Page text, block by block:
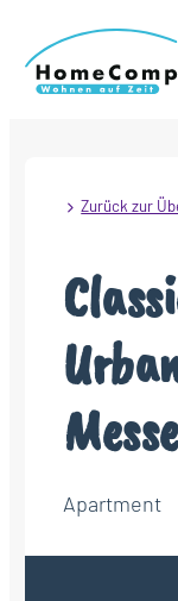
Zurück zur
Apartment